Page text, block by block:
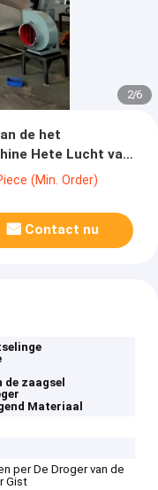
2/6
de het
Hete Lucht van
(Min. Order)
Contact nu
de zaagsel
Materiaal
per De Droger van de
Gist